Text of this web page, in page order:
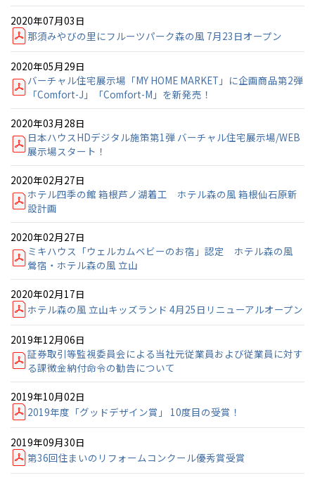
2020年07月03日
那須みやびの里にフルーツパーク森の風 7月23日オープン
2020年05月29日
バーチャル住宅展示場「MY HOME MARKET」に企画商品第2弾
「Comfort-J」「Comfort-M」を新発売！
2020年03月28日
日本ハウスHDデジタル施策第1弾 バーチャル住宅展示場/WEB
展示場スタート！
2020年02月27日
ホテル四季の館 箱根芦ノ湖着工 ホテル森の風 箱根仙石原新
設計画
2020年02月27日
ミキハウス「ウェルカムベビーのお宿」認定 ホテル森の風
鶯宿・ホテル森の風 立山
2020年02月17日
ホテル森の風 立山キッズランド 4月25日リニューアルオープン
2019年12月06日
証券取引等監視委員会による当社元従業員および従業員に対す
る課徴金納付命令の勧告について
2019年10月02日
2019年度「グッドデザイン賞」 10度目の受賞！
2019年09月30日
第36回住まいのリフォームコンクール優秀賞受賞